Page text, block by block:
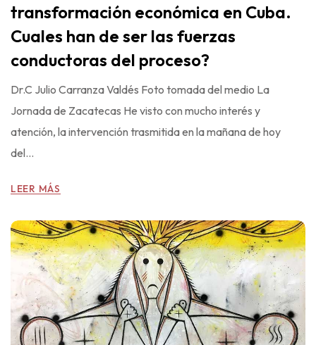
transformación económica en Cuba.
Cuales han de ser las fuerzas
conductoras del proceso?
Dr.C Julio Carranza Valdés Foto tomada del medio La
Jornada de Zacatecas He visto con mucho interés y
atención, la intervención trasmitida en la mañana de hoy
del...
LEER MÁS